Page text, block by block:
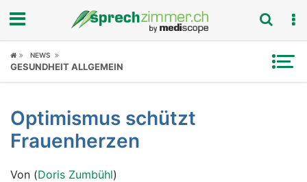
Fokus
Symptome
NEWS
GESUNDHEIT ALLGEMEIN
Optimismus schützt
Frauenherzen
Von (Doris Zumbühl)